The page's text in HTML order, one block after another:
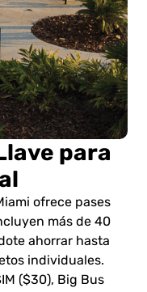
para
ofrece pases
más de 40
ahorrar hasta
individuales.
($30), Big Bus